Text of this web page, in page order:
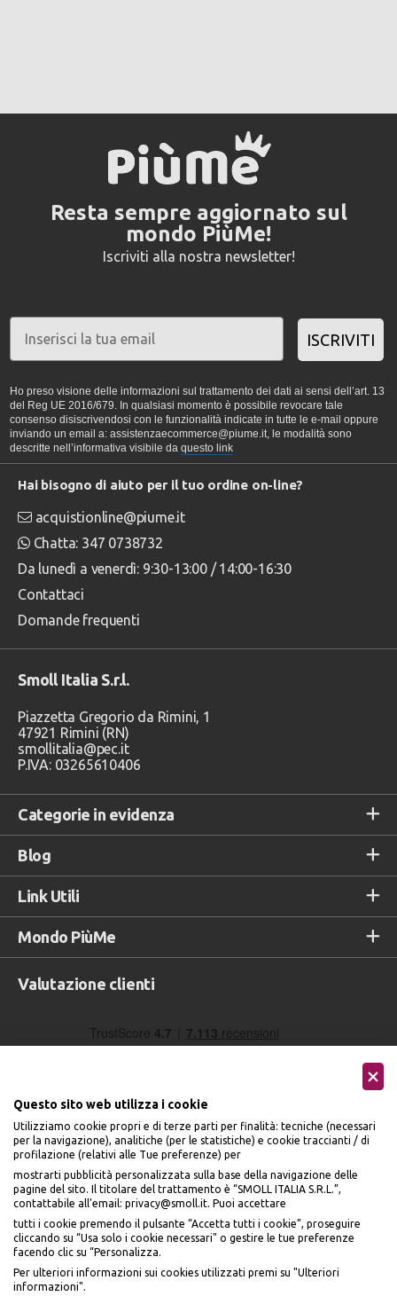
Resta sempre aggiornato sul
mondo PiùMe!
Iscriviti alla nostra newsletter!
ISCRIVITI
Ho preso visione delle informazioni sul trattamento dei dati ai sensi dell’art. 13
del Reg UE 2016/679. In qualsiasi momento è possibile revocare tale
consenso disiscrivendosi con le funzionalità indicate in tutte le e-mail oppure
inviando un email a: assistenzaecommerce@piume.it, le modalità sono
descritte nell’informativa visibile da questo link
Categorie in evidenza
Blog
Link Utili
Mondo PiùMe
Hai bisogno di aiuto per il tuo ordine on-line?
acquistionline@piume.it
Chatta: 347 0738732
Da lunedì a venerdì: 9:30-13:00 / 14:00-16:30
Contattaci
Domande frequenti
Smoll Italia S.r.l.
Piazzetta Gregorio da Rimini, 1
47921 Rimini (RN)
smollitalia@pec.it
P.IVA: 03265610406
Valutazione clienti
Accettiamo
Seguici sui social
Questo sito web utilizza i cookie
Utilizziamo cookie propri e di terze parti per finalità: tecniche (necessari
per la navigazione), analitiche (per le statistiche) e cookie traccianti / di
profilazione (relativi alle Tue preferenze) per
mostrarti pubblicità personalizzata sulla base della navigazione delle
pagine del sito. Il titolare del trattamento è “SMOLL ITALIA S.R.L.”,
contattabile all'email: privacy@smoll.it. Puoi accettare
tutti i cookie premendo il pulsante “Accetta tutti i cookie”, proseguire
cliccando su “Usa solo i cookie necessari" o gestire le tue preferenze
facendo clic su “Personalizza.
Per ulteriori informazioni sui cookies utilizzati premi su "Ulteriori
informazioni".
BENVENUTO DA
PIÙME